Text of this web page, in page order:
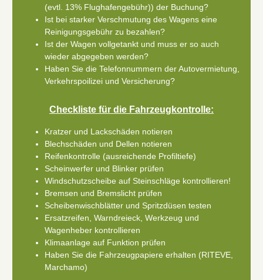
(evtl. 13% Flughafengebühr)) der Buchung?
Ist bei starker Verschmutung des Wagens eine
Reinigungsgebühr zu bezahlen?
Ist der Wagen vollgetankt und muss er so auch
wieder abgegeben werden?
Haben Sie die Telefonnummern der Autovermietung,
Verkehrspoilizei und Versicherung?
Checkliste für die Fahrzeugkontrolle:
Kratzer und Lackschäden notieren
Blechschäden und Dellen notieren
Reifenkontrolle (ausreichende Profiltiefe)
Scheinwerfer und Blinker prüfen
Windschutzscheibe auf Steinschläge kontrollieren!
Bremsen und Bremslicht prüfen
Scheibenwischblätter und Spritzdüsen testen
Ersatzreifen, Warndreieck, Werkzeug und
Wagenheber kontrollieren
Klimaanlage auf Funktion prüfen
Haben Sie die Fahrzeugpapiere erhalten (RITEVE,
Marchamo)